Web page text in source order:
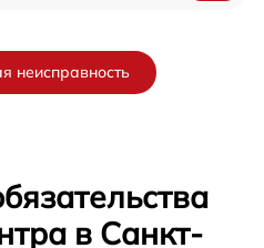
неисправность
в Санкт-